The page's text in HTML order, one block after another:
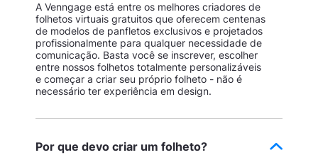
A Venngage está entre os melhores criadores de
folhetos virtuais gratuitos que oferecem centenas
de modelos de panfletos exclusivos e projetados
profissionalmente para qualquer necessidade de
comunicação. Basta você se inscrever, escolher
entre nossos folhetos totalmente personalizáveis
e começar a criar seu próprio folheto - não é
necessário ter experiência em design.
Por que devo criar um folheto?